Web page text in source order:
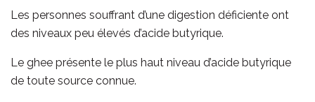
Les personnes souffrant d’une digestion déficiente ont
des niveaux peu élevés d’acide butyrique.
Le ghee présente le plus haut niveau d’acide butyrique
de toute source connue.